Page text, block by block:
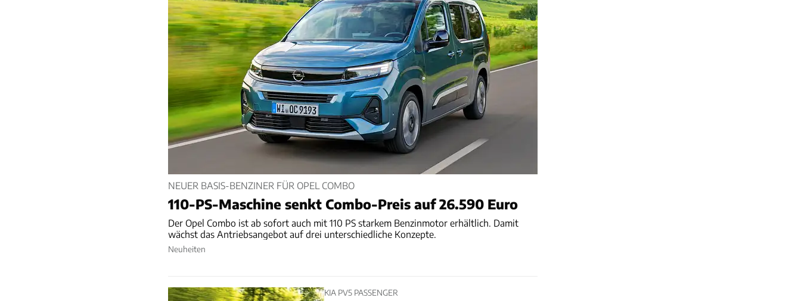
NEUER BASIS-BENZINER FÜR OPEL COMBO
110-PS-Maschine senkt Combo-Preis auf 26.590 Euro
Der Opel Combo ist ab sofort auch mit 110 PS starkem Benzinmotor erhältlich. Damit
wächst das Antriebsangebot auf drei unterschiedliche Konzepte.
Neuheiten
KIA PV5 PASSENGER